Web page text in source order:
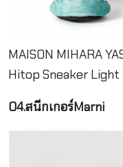
MAISON MIHARA
Hitop Sneaker Light
04.สนีกเกอร์Marni